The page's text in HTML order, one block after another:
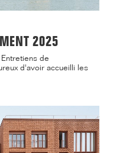
2025
de
d'avoir accueilli les